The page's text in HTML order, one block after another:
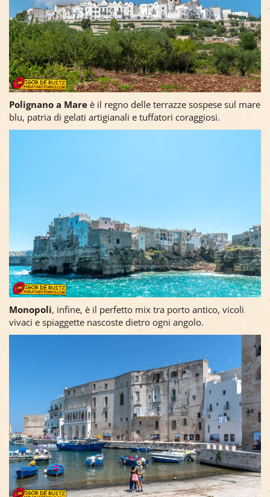
Polignano a Mare è il regno delle terrazze sospese sul mare
blu, patria di gelati artigianali e tuffatori coraggiosi.
Monopoli, infine, è il perfetto mix tra porto antico, vicoli
vivaci e spiaggette nascoste dietro ogni angolo.